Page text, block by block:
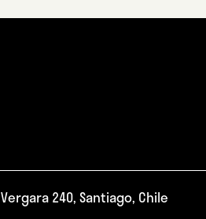
Vergara 240, Santiago, Chile